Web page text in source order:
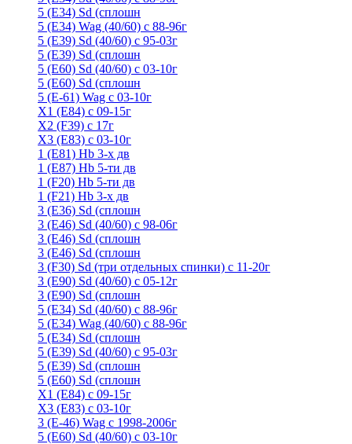
5 (E34) Sd (сплошн
5 (E34) Wag (40/60) с 88-96г
5 (E39) Sd (40/60) с 95-03г
5 (E39) Sd (сплошн
5 (E60) Sd (40/60) с 03-10г
5 (E60) Sd (сплошн
5 (Е-61) Wag с 03-10г
X1 (E84) с 09-15г
X2 (F39) с 17г
X3 (E83) с 03-10г
1 (Е81) Hb 3-х дв
1 (Е87) Hb 5-ти дв
1 (F20) Hb 5-ти дв
1 (F21) Hb 3-х дв
3 (E36) Sd (сплошн
3 (Е46) Sd (40/60) с 98-06г
3 (Е46) Sd (сплошн
3 (E46) Sd (сплошн
3 (F30) Sd (три отдельных спинки) с 11-20г
3 (Е90) Sd (40/60) с 05-12г
3 (Е90) Sd (сплошн
5 (E34) Sd (40/60) с 88-96г
5 (E34) Wag (40/60) с 88-96г
5 (E34) Sd (сплошн
5 (E39) Sd (40/60) с 95-03г
5 (E39) Sd (сплошн
5 (E60) Sd (сплошн
X1 (E84) с 09-15г
X3 (E83) с 03-10г
3 (Е-46) Wag с 1998-2006г
5 (E60) Sd (40/60) с 03-10г